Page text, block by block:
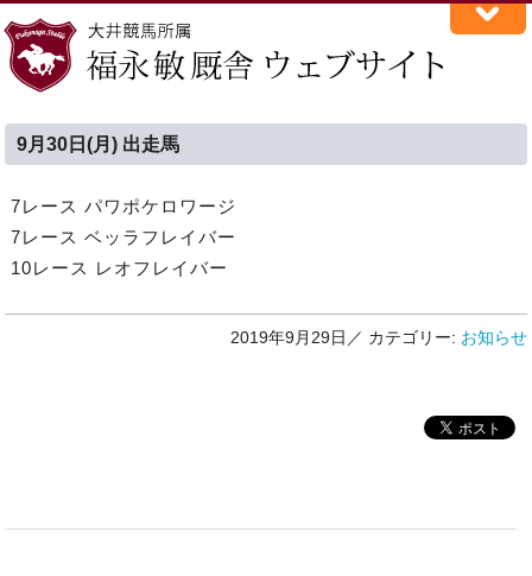
9月30日(月) 出走馬
7レース パワポケロワージ
7レース ベッラフレイバー
10レース レオフレイバー
2019年9月29日／ カテゴリー: お知らせ